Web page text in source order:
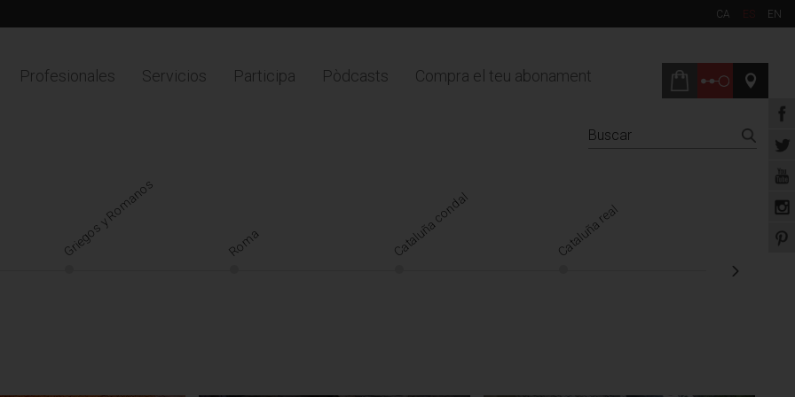
CA ES EN
Profesionales Servicios Participa Pòdcasts Compra el teu abonament
Griegos y Romanos Roma Cataluña condal Cataluña real Renacimiento